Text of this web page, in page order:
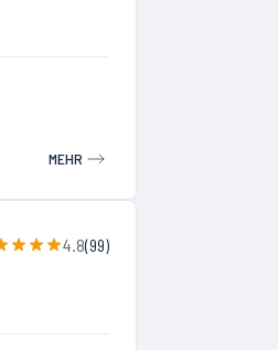
MEHR
4.8(99)